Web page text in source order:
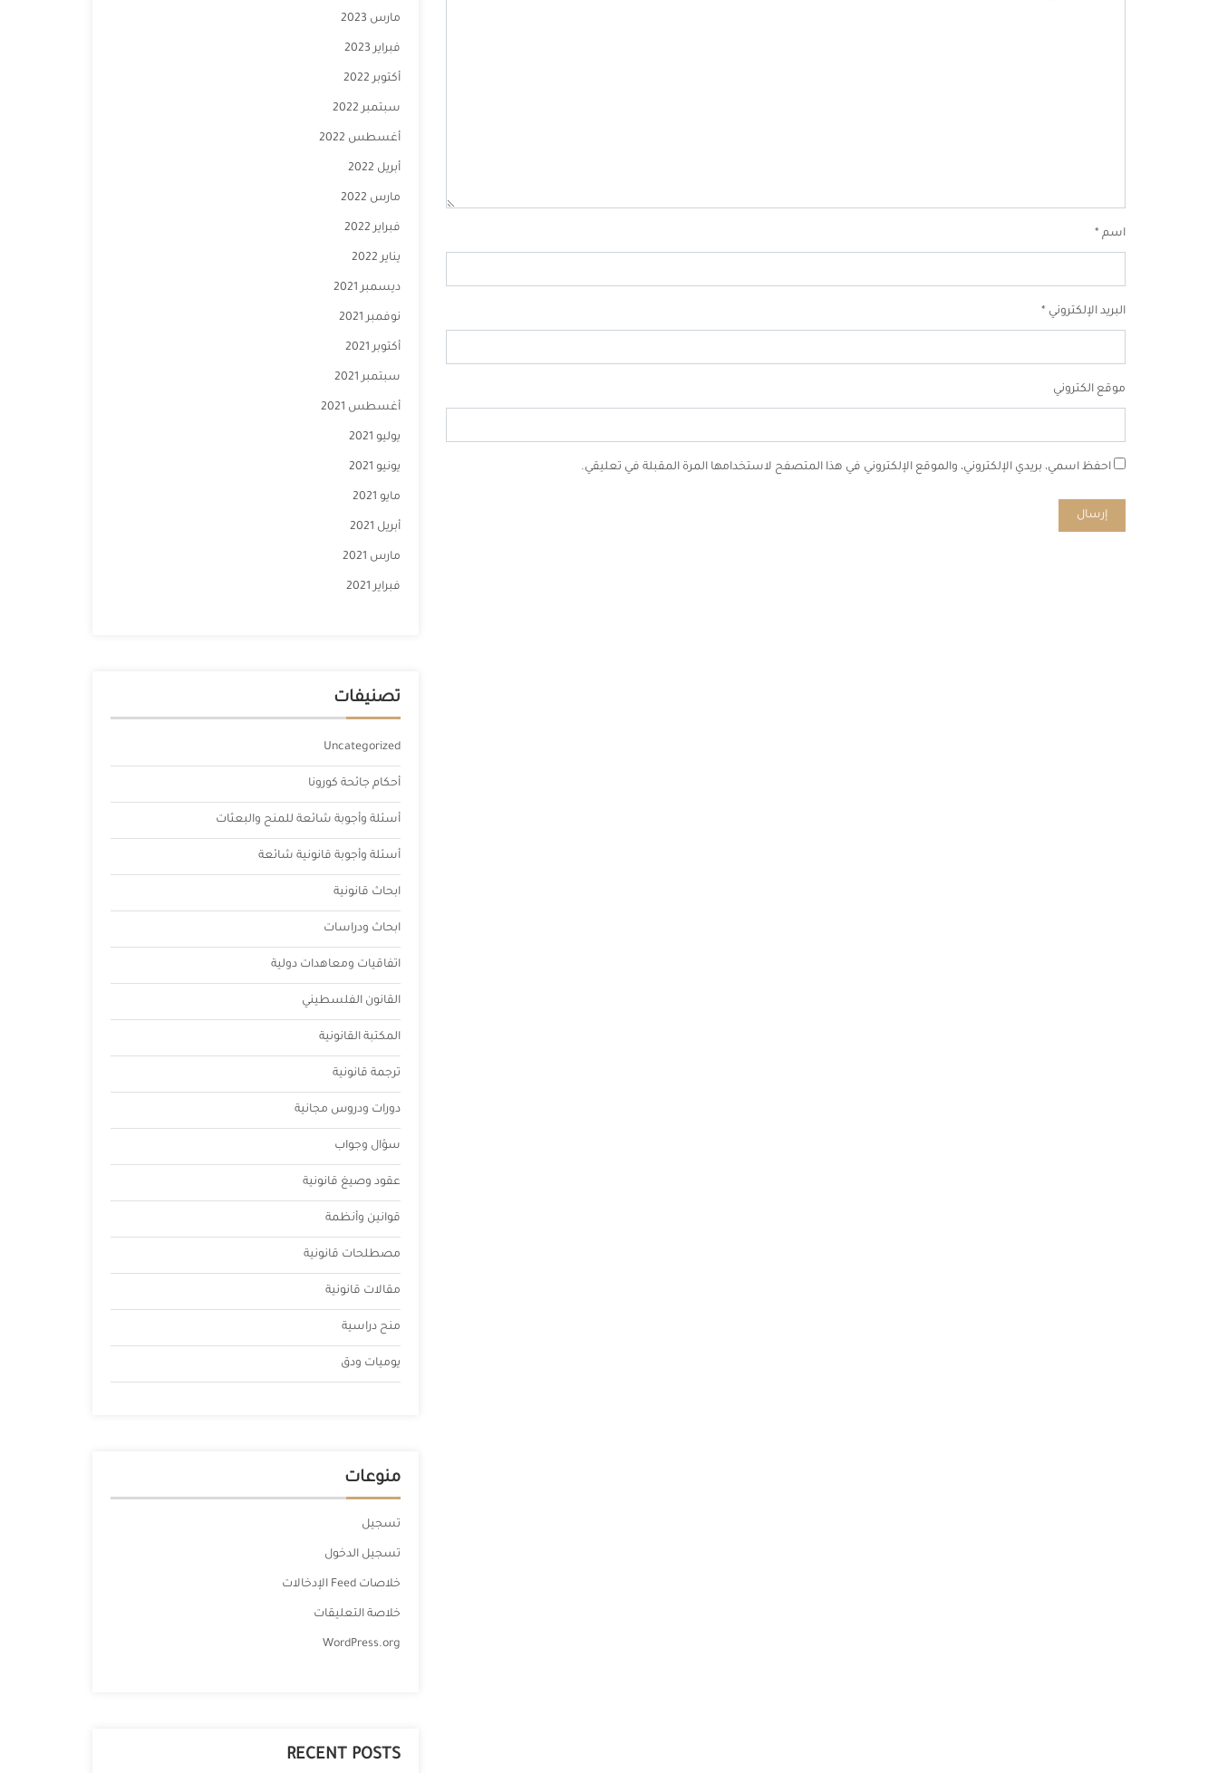
اسم *
البريد الإلكتروني *
موقع الكتروني
احفظ اسمي، بريدي الإلكتروني، والموقع الإلكتروني في هذا المتصفح لاستخدامها المرة المقبلة في تعليقي.
مارس 2023
فبراير 2023
أكتوبر 2022
سبتمبر 2022
أغسطس 2022
أبريل 2022
مارس 2022
فبراير 2022
يناير 2022
ديسمبر 2021
نوفمبر 2021
أكتوبر 2021
سبتمبر 2021
أغسطس 2021
يوليو 2021
يونيو 2021
مايو 2021
أبريل 2021
مارس 2021
فبراير 2021
تصنيفات
Uncategorized
أحكام جائحة كورونا
أسئلة وأجوبة شائعة للمنح والبعثات
أسئلة وأجوبة قانونية شائعة
ابحاث قانونية
ابحاث ودراسات
اتفاقيات ومعاهدات دولية
القانون الفلسطيني
المكتبة القانونية
ترجمة قانونية
دورات ودروس مجانية
سؤال وجواب
عقود وصيغ قانونية
قوانين وأنظمة
مصطلحات قانونية
مقالات قانونية
منح دراسية
يوميات ودق
منوعات
تسجيل
تسجيل الدخول
خلاصات Feed الإدخالات
خلاصة التعليقات
WordPress.org
RECENT POSTS